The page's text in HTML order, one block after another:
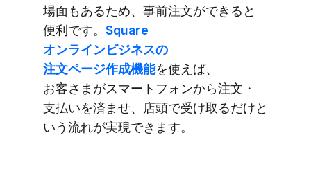
場面も​ある​ため、​事前注文が​できると​
便利です。 ​Square
オンラインビジネスの​
注文ページ作成機能を​使えば、​
お客さまが​スマートフォンから​注文・
支払いを​済ませ、​店頭で​受け取るだけと​
いう​流れが​実現できます。